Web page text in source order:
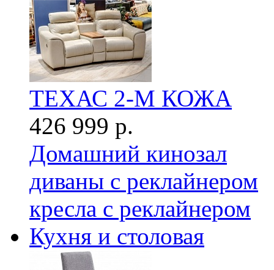
ТЕХАС 2-М КОЖА
426 999 р.
Домашний кинозал
диваны с реклайнером
кресла с реклайнером
Кухня и столовая